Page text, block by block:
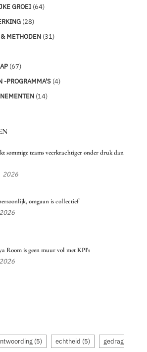
GROEI (64)
(28)
METHODEN (31)
(67)
-PROGRAMMA'S (4)
(14)
sommige teams veerkrachtiger onder druk dan
2026
omgaan is collectief
2026
Room is geen muur vol met KPI's
2026
(5) echtheid (5) gedrag